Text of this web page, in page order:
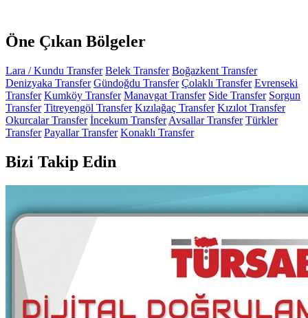
Öne Çıkan Bölgeler
Lara / Kundu Transfer Belek Transfer Boğazkent Transfer
Denizyaka Transfer Gündoğdu Transfer Çolaklı Transfer Evrenseki
Transfer Kumköy Transfer Manavgat Transfer Side Transfer Sorgun
Transfer Titreyengöl Transfer Kızılağaç Transfer Kızılot Transfer
Okurcalar Transfer İncekum Transfer Avsallar Transfer Türkler
Transfer Payallar Transfer Konaklı Transfer
Bizi Takip Edin